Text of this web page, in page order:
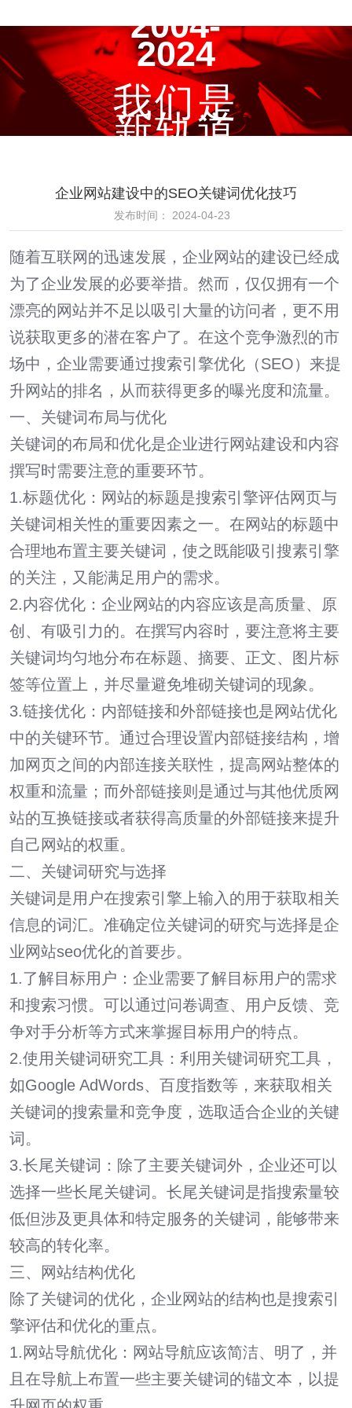
2004-
2024
我们是
新轨道
企业网站建设中的SEO关键词优化技巧
发布时间： 2024-04-23
随着互联网的迅速发展，企业网站的建设已经成
为了企业发展的必要举措。然而，仅仅拥有一个
漂亮的网站并不足以吸引大量的访问者，更不用
说获取更多的潜在客户了。在这个竞争激烈的市
场中，企业需要通过搜索引擎优化（SEO） 来提
升网站的排名，从而获得更多的曝光度和流量。
一、 关键词布局与优化
关键词的布局和优化是企业进行网站建设和内容
撰写时需要注意的重要环节。
1.标题优化：网站的标题是搜索引擎评估网页与
关键词相关性的重要因素之一。在网站的标题中
合理地布置主要关键词，使之既能吸引搜素引擎
的关注，又能满足用户的需求。
2.内容优化：企业网站的内容应该是高质量、原
创、有吸引力的。在撰写内容时，要注意将主要
关键词均匀地分布在标题、摘要、正文、图片标
签等位置上，并尽量避免堆砌关键词的现象。
3.链接优化：内部链接和外部链接也是网站优化
中的关键环节。通过合理设置内部链接结构，增
加网页之间的内部连接关联性，提高网站整体的
权重和流量；而外部链接则是通过与其他优质网
站的互换链接或者获得高质量的外部链接来提升
自己网站的权重。
二、关键词研究与选择
关键词是用户在搜索引擎上输入的用于获取相关
信息的词汇。准确定位关键词的研究与选择是企
业网站seo优化的首要步。
1.了解目标用户：企业需要了解目标用户的需求
和搜索习惯。可以通过问卷调查、用户反馈、竞
争对手分析等方式来掌握目标用户的特点。
2.使用关键词研究工具：利用关键词研究工具，
如Google AdWords、百度指数等，来获取相关
关键词的搜索量和竞争度，选取适合企业的关键
词。
3.长尾关键词：除了主要关键词外，企业还可以
选择一些长尾关键词。长尾关键词是指搜索量较
低但涉及更具体和特定服务的关键词，能够带来
较高的转化率。
三、网站结构优化
除了关键词的优化，企业网站的结构也是搜索引
擎评估和优化的重点。
1.网站导航优化：网站导航应该简洁、明了，并
且在导航上布置一些主要关键词的锚文本，以提